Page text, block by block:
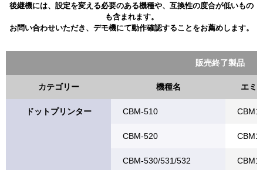
後継機には、設定を変える必要のある機種や、互換性の度合が低いもの
も含まれます。
お問い合わせいただき、デモ機にて動作確認することをお薦めします。
販売終了製品
カテゴリー 機種名 エミ
ドットプリンター CBM-510 CBM1
CBM-520 CBM1
CBM-530/531/532 CBM1